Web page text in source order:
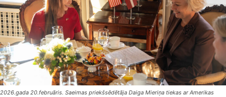
2026.gada 20.februāris. Saeimas priekšsēdētāja Daiga Mieriņa tiekas ar Amerikas